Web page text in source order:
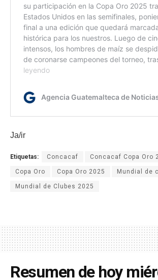
Ja/ir
Etiquetas: Concacaf Concacaf Copa Oro
Copa Oro Copa Oro 2025 Mundial de
Mundial de Clubes 2025
Resumen de hoy